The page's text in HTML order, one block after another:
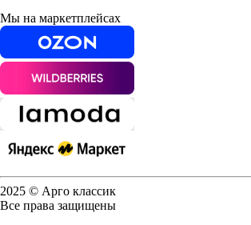
Мы на маркетплейсах
2025 © Арго классик
Все права защищены